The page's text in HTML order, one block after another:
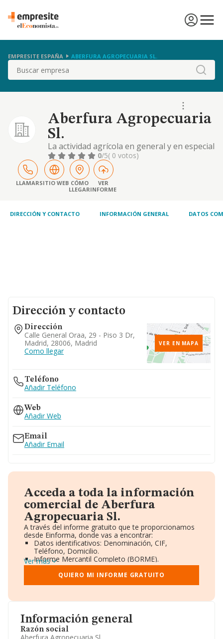
EMPRESITE ESPAÑA ABERFURA AGROPECUARIA SL.
Buscar
Aberfura Agropecuaria
Sl.
La actividad agrícola en general y en especial
el cultivo y la explotación de olivos
0/5( 0 votos)
LLAMARSITIO WEB CÓMO
LLEGAR
VER
INFORME
DIRECCIÓN Y CONTACTO INFORMACIÓN GENERAL DATOS
Información general
Razón social
Dirección y contacto
Dirección
Calle General Oraa, 29 - Piso 3 Dr,
Madrid, 28006, Madrid
Como llegar
VER EN MAPA
Teléfono
Añadir Teléfono
Web
Añadir Web
Email
Añadir Email
Acceda a toda la información
comercial de Aberfura
Agropecuaria Sl.
A través del informe gratuito que te proporcionamos
desde Einforma, donde vas a encontrar:
Datos identificativos: Denominación, CIF,
Teléfono, Domicilio.
Informe Mercantil Completo (BORME).
Gráficos de Evolución Ventas y Empleados.
Consejo de Administración y Administradores.
Directivos y Ejecutivos.
Información oficial y registral complementaria.
Ver más
QUIERO MI INFORME GRATUITO